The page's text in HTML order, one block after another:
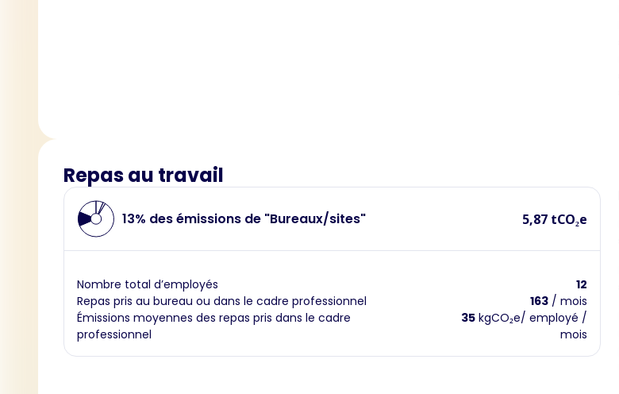
Repas au travail
13% des émissions de "Bureaux/sites" 5,87 tCO₂e
Nombre total d’employés
12
Repas pris au bureau ou dans le cadre professionnel
163 / mois
Émissions moyennes des repas pris dans le cadre
professionnel
35 kgCO₂e/ employé /
mois